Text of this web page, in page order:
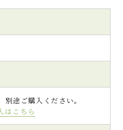
途ご購入ください。
はこちら